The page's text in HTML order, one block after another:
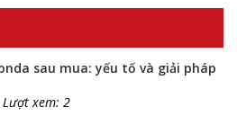
sau mua: yếu tố và giải pháp
xem: 2